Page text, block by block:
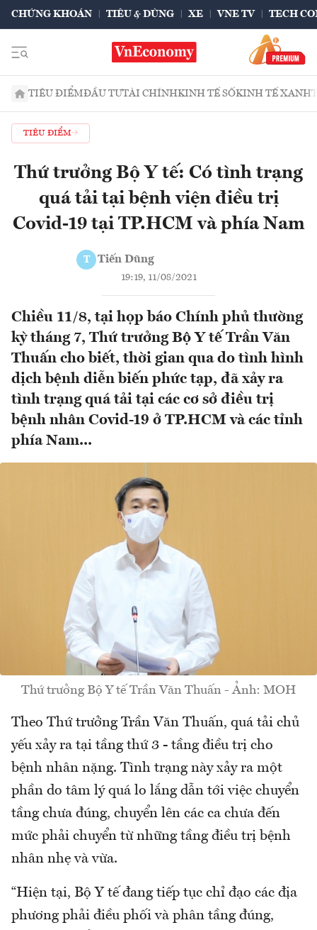
CHỨNG KHOÁN TIÊU & DÙNG XE VNE TV TECH
TIÊU ĐIỂMĐẦU TƯTÀI CHÍNHKINH TẾ SỐKINH TẾ XANH
TIÊU ĐIỂM
Thứ trưởng Bộ Y tế: Có tình trạng
quá tải tại bệnh viện điều trị
Covid-19 tại TP.HCM và phía Nam
T Tiến Dũng
19:19, 11/08/2021
Chiều 11/8, tại họp báo Chính phủ thường
kỳ tháng 7, Thứ trưởng Bộ Y tế Trần Văn
Thuấn cho biết, thời gian qua do tình hình
dịch bệnh diễn biến phức tạp, đã xảy ra
tình trạng quá tải tại các cơ sở điều trị
bệnh nhân Covid-19 ở TP.HCM và các tỉnh
phía Nam...
Thứ trưởng Bộ Y tế Trần Văn Thuấn - Ảnh: MOH
Theo Thứ trưởng Trần Văn Thuấn, quá tải chủ
yếu xảy ra tại tầng thứ 3 - tầng điều trị cho
bệnh nhân nặng. Tình trạng này xảy ra một
phần do tâm lý quá lo lắng dẫn tới việc chuyển
tầng chưa đúng, chuyển lên các ca chưa đến
mức phải chuyển từ những tầng điều trị bệnh
nhân nhẹ và vừa.
“Hiện tại, Bộ Y tế đang tiếp tục chỉ đạo các địa
phương phải điều phối và phân tầng đúng,